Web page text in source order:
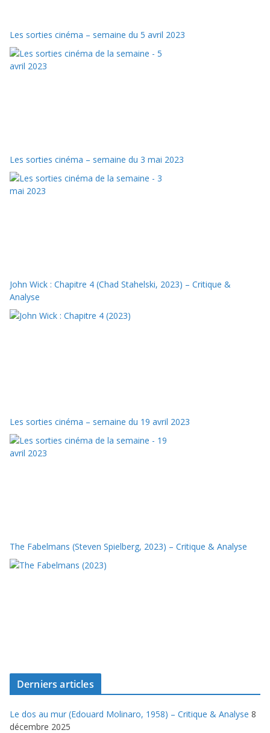
Les sorties cinéma – semaine du 5 avril 2023
Les sorties cinéma – semaine du 3 mai 2023
John Wick : Chapitre 4 (Chad Stahelski, 2023) – Critique &
Analyse
Les sorties cinéma – semaine du 19 avril 2023
The Fabelmans (Steven Spielberg, 2023) – Critique & Analyse
Derniers articles
Le dos au mur (Edouard Molinaro, 1958) – Critique & Analyse 8
décembre 2025